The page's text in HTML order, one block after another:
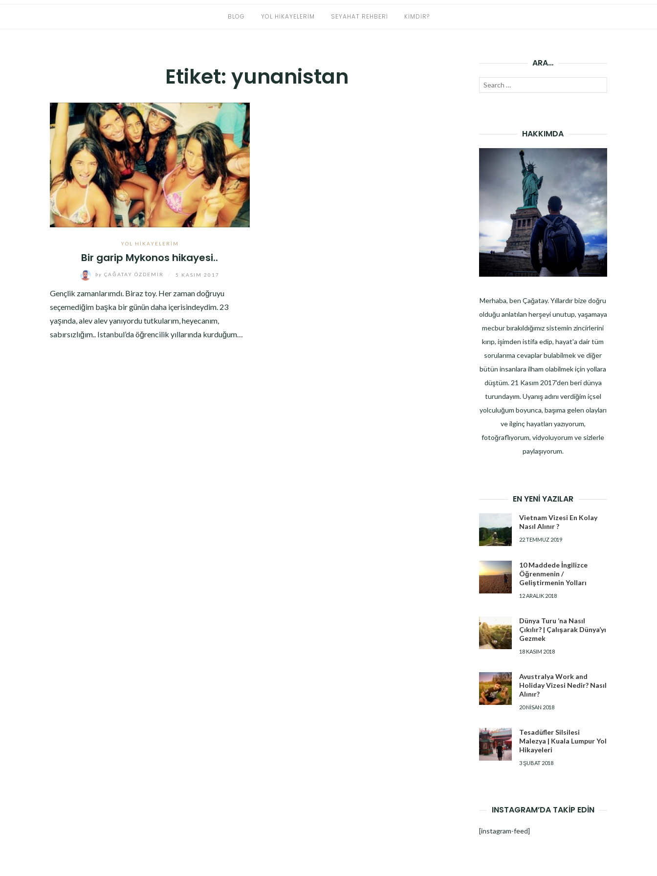
BLOG YOL HIKAYELERIM SEYAHAT REHBERI KIMDIR?
Etiket:yunanistan
YOL HIKAYELERIM
Bir garip Mykonos hikayesi..
by ÇAĞATAY ÖZDEMIR 5 KASIM 2017
Gençlik zamanlarımdı. Biraz toy. Her zaman doğruyu
seçemediğim başka bir günün daha içerisindeydim. 23
yaşında, alev alev yanıyordu tutkularım, heyecanım,
sabırsızlığım.. Istanbul’da öğrencilik yıllarında kurduğum…
ARA…
Search
HAKKIMDA
Merhaba, ben Çağatay. Yıllardır bize doğru
olduğu anlatılan herşeyi unutup, yaşamaya
mecbur bırakıldığımız sistemin zincirlerini
kırıp, işimden istifa edip, hayat'a dair tüm
sorularıma cevaplar bulabilmek ve diğer
bütün insanlara ilham olabilmek için yollara
düştüm. 21 Kasım 2017'den beri dünya
turundayım. Uyanış adını verdiğim içsel
yolculuğum boyunca, başıma gelen olayları
ve ilginç hayatları yazıyorum,
fotoğraflıyorum, vidyoluyorum ve sizlerle
paylaşıyorum.
EN YENI YAZILAR
Vietnam Vizesi En Kolay
Nasıl Alınır ?
22 TEMMUZ 2019
10 Maddede İngilizce
Öğrenmenin /
Geliştirmenin Yolları
12 ARALIK 2018
Dünya Turu ‘na Nasıl
Çıkılır? | Çalışarak Dünya’yı
Gezmek
18 KASIM 2018
Avustralya Work and
Holiday Vizesi Nedir? Nasıl
Alınır?
20 NISAN 2018
Tesadüfler Silsilesi
Malezya | Kuala Lumpur Yol
Hikayeleri
3 ŞUBAT 2018
INSTAGRAM’DA TAKİP EDİN
[instagram-feed]